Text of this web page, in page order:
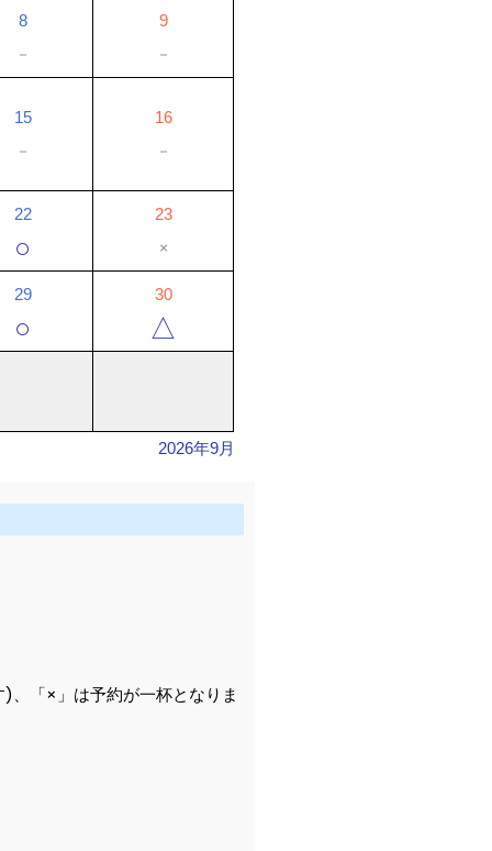
8
－
9
－
15
－
16
－
22
○
23
×
29
○
30
△
2026年9月
「×」は予約が一杯となりま